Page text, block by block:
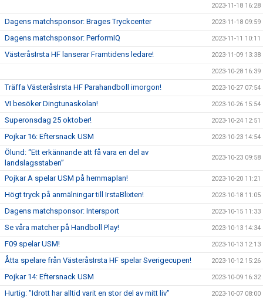
2023-11-18 16:28
Dagens matchsponsor: Brages Tryckcenter 2023-11-18 09:59
Dagens matchsponsor: PerformIQ 2023-11-11 10:11
VästeråsIrsta HF lanserar Framtidens ledare! 2023-11-09 13:38
2023-10-28 16:39
Träffa VästeråsIrsta HF Parahandboll imorgon! 2023-10-27 07:54
VI besöker Dingtunaskolan! 2023-10-26 15:54
Superonsdag 25 oktober! 2023-10-24 12:51
Pojkar 16: Eftersnack USM 2023-10-23 14:54
Ölund: “Ett erkännande att få vara en del av
landslagsstaben”
2023-10-23 09:58
Pojkar A spelar USM på hemmaplan! 2023-10-20 11:21
Högt tryck på anmälningar till IrstaBlixten! 2023-10-18 11:05
Dagens matchsponsor: Intersport 2023-10-15 11:33
Se våra matcher på Handboll Play! 2023-10-13 14:34
F09 spelar USM! 2023-10-13 12:13
Åtta spelare från VästeråsIrsta HF spelar Sverigecupen! 2023-10-12 15:26
Pojkar 14: Eftersnack USM 2023-10-09 16:32
Hurtig: "Idrott har alltid varit en stor del av mitt liv" 2023-10-07 08:00